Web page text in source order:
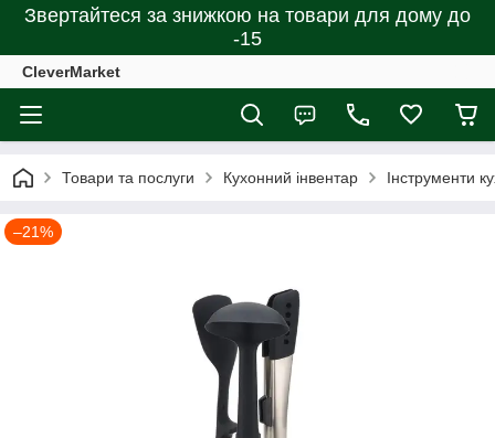
Звертайтеся за знижкою на товари для дому до
-15
CleverMarket
Товари та послуги Кухонний інвентар Інструменти
–21%